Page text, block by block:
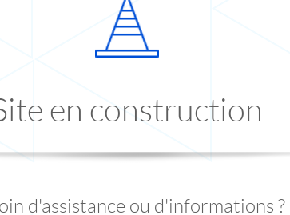
en construction
d'assistance ou d'informations ?